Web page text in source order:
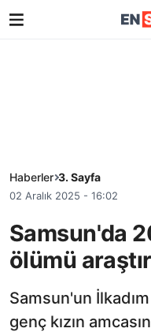
Haberler 3. Sayfa
02 Aralık 2025 - 16:02
Samsun'da
ölümü
Samsun'un
genç kızın